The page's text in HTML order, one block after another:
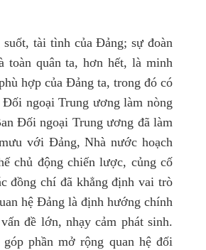
tài tình của Đảng; sự đoàn
toàn quân ta, hơn hết, là minh
hợp của Đảng ta, trong đó có
ngoại Trung ương làm nòng
Đối ngoại Trung ương đã làm
với Đảng, Nhà nước hoạch
chủ động chiến lược, củng cố
đồng chí đã khẳng định vai trò
hệ Đảng là định hướng chính
đề lớn, nhạy cảm phát sinh.
phần mở rộng quan hệ đối